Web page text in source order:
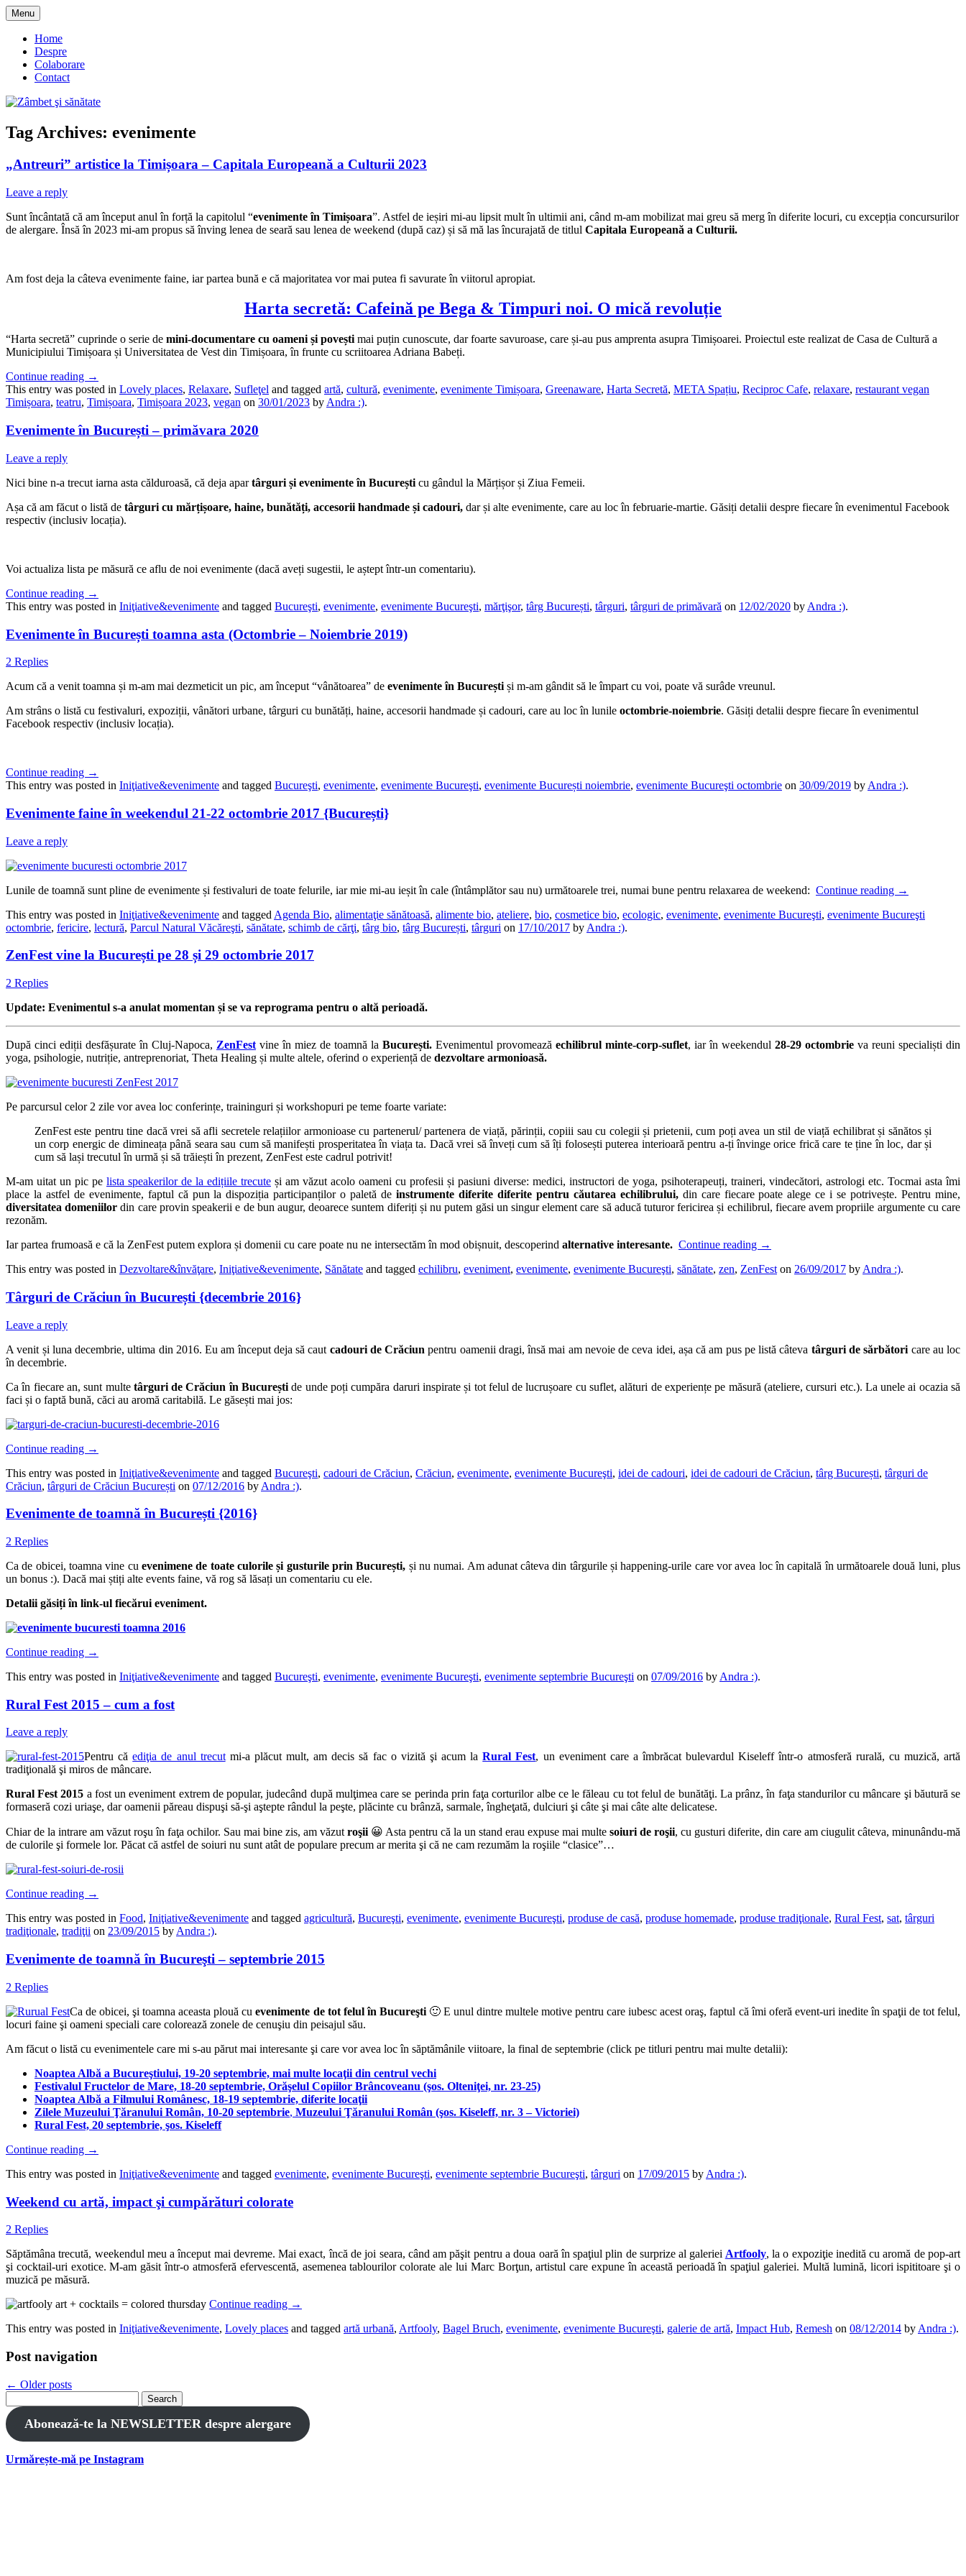
Skip
to
content
Zâmbet şi sănătate
Menu
Home
Despre
Colaborare
Contact
Tag Archives: evenimente
„Antreuri” artistice la Timișoara – Capitala Europeană a Culturii 2023
Leave a reply
Sunt încântată că am început anul în forță la capitolul “evenimente în Timișoara”. Astfel de ieșiri mi-au lipsit mult în ultimii ani, când m-am mobilizat mai greu să merg în diferite locuri, cu excepția concursurilor
de alergare. Însă în 2023 mi-am propus să înving lenea de seară sau lenea de weekend (după caz) și să mă las încurajată de titlul Capitala Europeană a Culturii.
Am fost deja la câteva evenimente faine, iar partea bună e că majoritatea vor mai putea fi savurate în viitorul apropiat.
Harta secretă: Cafeină pe Bega & Timpuri noi. O mică revoluție
“Harta secretă” cuprinde o serie de mini-documentare cu oameni și povești mai puțin cunoscute, dar foarte savuroase, care și-au pus amprenta asupra Timișoarei. Proiectul este realizat de Casa de Cultură a
Municipiului Timișoara și Universitatea de Vest din Timișoara, în frunte cu scriitoarea Adriana Babeți.
Continue reading →
This entry was posted in Lovely places, Relaxare, Sufleţel and tagged artă, cultură, evenimente, evenimente Timișoara, Greenaware, Harta Secretă, META Spațiu, Reciproc Cafe, relaxare, restaurant vegan
Timișoara, teatru, Timișoara, Timișoara 2023, vegan on 30/01/2023 by Andra :).
Evenimente în București – primăvara 2020
Leave a reply
Nici bine n-a trecut iarna asta călduroasă, că deja apartârguri și evenimente în București cu gândul la Mărțișor și Ziua Femeii.
Așa că am făcut o listă de târguri cu mărțișoare, haine, bunătăți, accesorii handmade și cadouri, dar și alte evenimente, care au loc în februarie-martie. Găsiți detalii despre fiecare în evenimentul Facebook
respectiv (inclusiv locația).
Voi actualiza lista pe măsură ce aflu de noi evenimente (dacă aveți sugestii, le aștept într-un comentariu).
Continue reading →
This entry was posted in Iniţiative&evenimente and tagged Bucureşti, evenimente, evenimente Bucureşti, mărţişor, târg București, târguri, târguri de primăvară on 12/02/2020 by Andra :).
Evenimente în București toamna asta (Octombrie – Noiembrie 2019)
2 Replies
Acum că a venit toamna și m-am mai dezmeticit un pic, am început “vânătoarea” de evenimente în București și m-am gândit să le împart cu voi, poate vă surâde vreunul.
Am strâns o listă cu festivaluri, expoziții, vânători urbane, târguri cu bunătăți, haine, accesorii handmade și cadouri, care au loc în lunile octombrie-noiembrie. Găsiți detalii despre fiecare în evenimentul
Facebook respectiv (inclusiv locația).
Continue reading →
This entry was posted in Iniţiative&evenimente and tagged Bucureşti, evenimente, evenimente Bucureşti, evenimente București noiembrie, evenimente Bucureşti octombrie on 30/09/2019 by Andra :).
Evenimente faine în weekendul 21-22 octombrie 2017 {București}
Leave a reply
Lunile de toamnă sunt pline de evenimente și festivaluri de toate felurile, iar mie mi-au ieșit în cale (întâmplător sau nu) următoarele trei, numai bune pentru relaxarea de weekend: Continue reading →
This entry was posted in Iniţiative&evenimente and tagged Agenda Bio, alimentaţie sănătoasă, alimente bio, ateliere, bio, cosmetice bio, ecologic, evenimente, evenimente Bucureşti, evenimente Bucureşti
octombrie, fericire, lectură, Parcul Natural Văcăreşti, sănătate, schimb de cărţi, târg bio, târg București, târguri on 17/10/2017 by Andra :).
ZenFest vine la București pe 28 și 29 octombrie 2017
2 Replies
Update: Evenimentul s-a anulat momentan și se va reprograma pentru o altă perioadă.
După cinci ediții desfășurate în Cluj-Napoca, ZenFest vine în miez de toamnă la București. Evenimentul provomează echilibrul minte-corp-suflet, iar în weekendul 28-29 octombrie va reuni specialiști din
yoga, psihologie, nutriție, antreprenoriat, Theta Healing și multe altele, oferind o experiență de dezvoltare armonioasă.
Pe parcursul celor 2 zile vor avea loc conferințe, traininguri și workshopuri pe teme foarte variate:
ZenFest este pentru tine dacă vrei să afli secretele relațiilor armonioase cu partenerul/ partenera de viață, părinții, copiii sau cu colegii și prietenii, cum poți avea un stil de viață echilibrat și sănătos și
un corp energic de dimineața până seara sau cum să manifești prosperitatea în viața ta. Dacă vrei să înveți cum să îți folosești puterea interioară pentru a-ți învinge orice frică care te ține în loc, dar și
cum să lași trecutul în urmă și să trăiești în prezent, ZenFest este cadrul potrivit!
M-am uitat un pic pe lista speakerilor de la edițiile trecute și am văzut acolo oameni cu profesii și pasiuni diverse: medici, instructori de yoga, psihoterapeuți, traineri, vindecători, astrologi etc. Tocmai asta îmi
place la astfel de evenimente, faptul că pun la dispoziția participanților o paletă deinstrumente diferite diferite pentru căutarea echilibrului,din care fiecare poate alege ce i se potrivește. Pentru mine,
diversitatea domeniilordin care provin speakerii e de bun augur, deoarece suntem diferiți și nu putem găsi un singur element care să aducă tuturor fericirea și echilibrul, fiecare avem propriile argumente cu care
rezonăm.
Iar partea frumoasă e că la ZenFest putem explora și domenii cu care poate nu ne intersectăm în mod obișnuit, descoperind alternative interesante. Continue reading →
This entry was posted in Dezvoltare&învăţare, Iniţiative&evenimente, Sănătate and tagged echilibru, eveniment, evenimente, evenimente Bucureşti, sănătate, zen, ZenFest on 26/09/2017 by Andra :).
Târguri de Crăciun în București {decembrie 2016}
Leave a reply
A venit și luna decembrie, ultima din 2016. Eu am început deja să caut cadouri de Crăciun pentru oamenii dragi, însă mai am nevoie de ceva idei, așa că am pus pe listă câteva târguri de sărbători care au loc
în decembrie.
Ca în fiecare an, sunt multe târguri de Crăciun în Bucureștide unde poți cumpăra daruri inspirate și tot felul de lucrușoare cu suflet, alături de experiențe pe măsură (ateliere, cursuri etc.). La unele ai ocazia să
faci și o faptă bună, căci au aromă caritabilă. Le găsești mai jos:
Continue reading →
This entry was posted in Iniţiative&evenimente and tagged Bucureşti, cadouri de Crăciun, Crăciun, evenimente, evenimente Bucureşti, idei de cadouri, idei de cadouri de Crăciun, târg București, târguri de
Crăciun, târguri de Crăciun București on 07/12/2016 by Andra :).
Evenimente de toamnă în București {2016}
2 Replies
Ca de obicei, toamna vine cu evenimene de toate culorile și gusturile prin București, și nu numai. Am adunat câteva din târgurile și happening-urile care vor avea loc în capitală în următoarele două luni, plus
un bonus :). Dacă mai știți alte events faine, vă rog să lăsați un comentariu cu ele.
Detalii găsiți în link-ul fiecărui eveniment.
Continue reading →
This entry was posted in Iniţiative&evenimente and tagged Bucureşti, evenimente, evenimente Bucureşti, evenimente septembrie Bucureşti on 07/09/2016 by Andra :).
Rural Fest 2015 – cum a fost
Leave a reply
Pentru căediţia de anul trecutmi-a plăcut mult, am decis să fac o vizită şi acum laRural Fest, un eveniment care a îmbrăcat bulevardul Kiseleff într-o atmosferă rurală, cu muzică, artă
tradiţională şi miros de mâncare.
Rural Fest 2015 a fost un eveniment extrem de popular, judecând după mulţimea care se perinda prin faţa corturilor albe ce le făleau cu tot felul de bunătăţi. La prânz, în faţa standurilor cu mâncare şi băutură se
formaseră cozi uriaşe, dar oamenii păreau dispuşi să-şi aştepte rândul la peşte, plăcinte cu brânză, sarmale, îngheţată, dulciuri şi câte şi mai câte alte delicatese.
Chiar de la intrare am văzut roşu în faţa ochilor. Sau mai bine zis, am văzutroşii 😀 Asta pentru că la un stand erau expuse mai multe soiuri de roşii, cu gusturi diferite, din care am ciugulit câteva, minunându-mă
de culorile şi formele lor. Păcat că astfel de soiuri nu sunt atât de populare precum ar merita şi că ne cam rezumăm la roşiile “clasice”…
Continue reading →
This entry was posted in Food, Iniţiative&evenimente and tagged agricultură, Bucureşti, evenimente, evenimente Bucureşti, produse de casă, produse homemade, produse tradiţionale, Rural Fest, sat, târguri
tradiţionale, tradiţii on 23/09/2015 byAndra :).
Evenimente de toamnă în Bucureşti – septembrie 2015
2 Replies
Ca de obicei, şi toamna aceasta plouă cuevenimente de tot felul în Bucureşti🙂 E unul dintre multele motive pentru care iubesc acest oraş, faptul că îmi oferă event-uri inedite în spaţii de tot felul,
locuri faine şi oameni speciali care colorează zonele de cenuşiu din peisajul său.
Am făcut o listă cu evenimentele care mi s-au părut mai interesante şi care vor avea loc în săptămânile viitoare, la final de septembrie (click pe titluri pentru mai multe detalii):
Noaptea Albă a Bucureştiului, 19-20 septembrie, mai multe locaţii din centrul vechi
Festivalul Fructelor de Mare, 18-20 septembrie, Orăşelul Copiilor Brâncoveanu (şos. Olteniţei, nr. 23-25)
Noaptea Albă a Filmului Românesc, 18-19 septembrie, diferite locaţii
Zilele Muzeului Ţăranului Român, 10-20 septembrie, Muzeului Ţăranului Român (şos. Kiseleff, nr. 3 – Victoriei)
Rural Fest, 20 septembrie, şos. Kiseleff
Continue reading →
This entry was posted in Iniţiative&evenimente and tagged evenimente, evenimente Bucureşti, evenimente septembrie Bucureşti, târguri on 17/09/2015 by Andra :).
Weekend cu artă, impact şi cumpărături colorate
2 Replies
Săptămâna trecută, weekendul meu a început mai devreme. Mai exact, încă de joi seara, când am păşit pentru a doua oară în spaţiul plin de surprize al galeriei Artfooly, la o expoziţie inedită cu aromă de pop-art
şi cocktail-uri exotice. M-am găsit într-o atmosferă efervescentă, asemenea tablourilor colorate ale lui Marc Borţun, artistul care expune în această perioadă în spaţiul galeriei. Multă lumină, licori ispititoare şi o
muzică pe măsură.
Continue reading →
This entry was posted in Iniţiative&evenimente, Lovely places and tagged artă urbană, Artfooly, Bagel Bruch, evenimente, evenimente Bucureşti, galerie de artă, Impact Hub, Remesh on 08/12/2014 by Andra :).
Post navigation
← Older posts
for:
Abonează-te la NEWSLETTER despre alergare
Urmărește-mă pe Instagram